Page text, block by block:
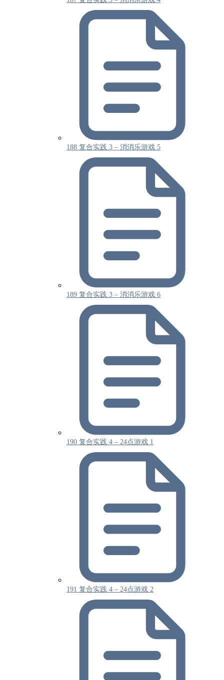
188 复合实践 3 – 消消乐游戏 5
189 复合实践 3 – 消消乐游戏 6
190 复合实践 4 – 24点游戏 1
191 复合实践 4 – 24点游戏 2